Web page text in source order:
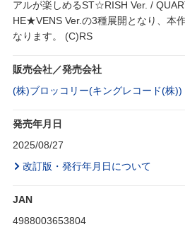
アルが楽しめるST☆RISH Ver. /
HE★VENS Ver.の3種展開となり、本
なります。 (C)RS
販売会社／発売会社
(株)ブロッコリー(キングレコード(株))
発売年月日
2025/08/27
改訂版・発行年月日について
JAN
4988003653804